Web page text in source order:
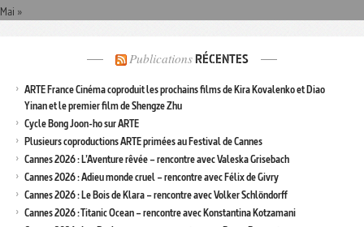
Mai »
Publications RÉCENTES
ARTE France Cinéma coproduit les prochains films de Kira Kovalenko et Diao
Yinan et le premier film de Shengze Zhu
Cycle Bong Joon-ho sur ARTE
Plusieurs coproductions ARTE primées au Festival de Cannes
Cannes 2026 : L’Aventure rêvée – rencontre avec Valeska Grisebach
Cannes 2026 : Adieu monde cruel – rencontre avec Félix de Givry
Cannes 2026 : Le Bois de Klara – rencontre avec Volker Schlöndorff
Cannes 2026 : Titanic Ocean – rencontre avec Konstantina Kotzamani